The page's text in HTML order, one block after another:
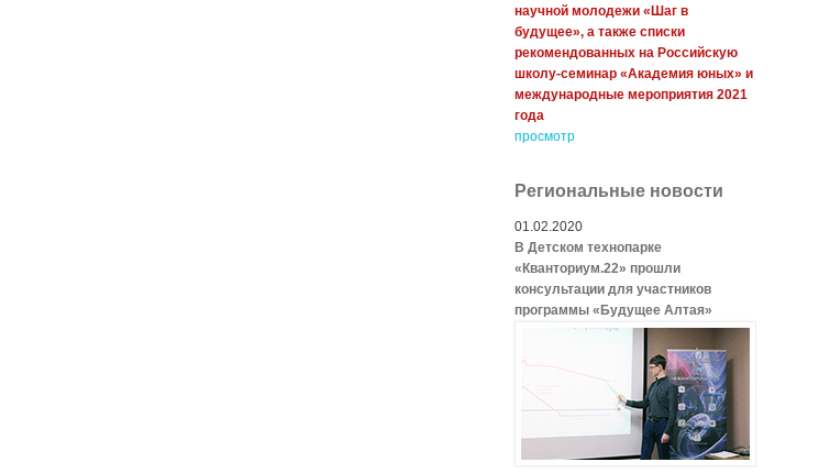
научной молодежи «Шаг в
будущее», а также списки
рекомендованных на Российскую
школу-семинар «Академия юных» и
международные мероприятия 2021
года
просмотр
Региональные новости
01.02.2020
В Детском технопарке
«Кванториум.22» прошли
консультации для участников
программы «Будущее Алтая»